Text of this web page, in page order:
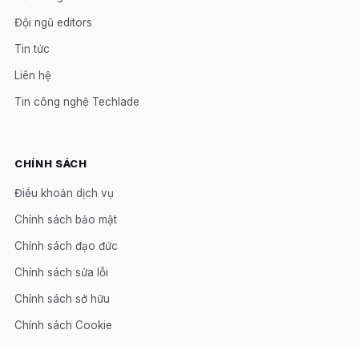
Đội ngũ editors
Tin tức
Liên hệ
Tin công nghệ Techlade
CHÍNH SÁCH
Điều khoản dịch vụ
Chính sách bảo mật
Chính sách đạo đức
Chính sách sửa lỗi
Chính sách sở hữu
Chính sách Cookie